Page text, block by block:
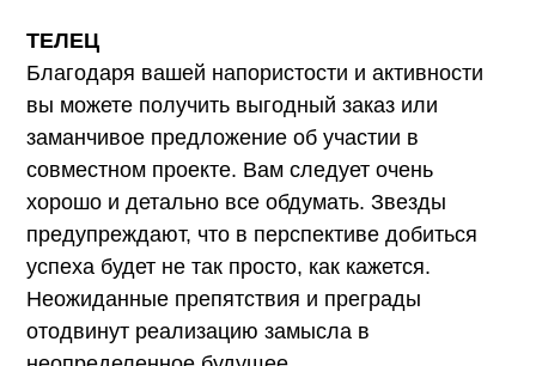
ТЕЛЕЦ
Благодаря вашей напористости и активности
вы можете получить выгодный заказ или
заманчивое предложение об участии в
совместном проекте. Вам следует очень
хорошо и детально все обдумать. Звезды
предупреждают, что в перспективе добиться
успеха будет не так просто, как кажется.
Неожиданные препятствия и преграды
отодвинут реализацию замысла в